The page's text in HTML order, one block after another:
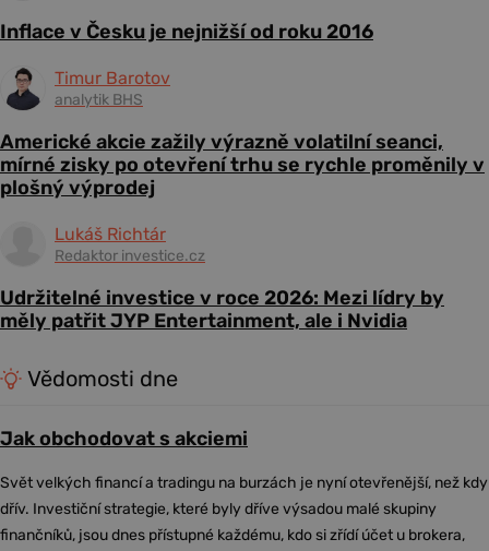
Inflace v Česku je nejnižší od roku 2016
Timur Barotov
analytik BHS
Americké akcie zažily výrazně volatilní seanci,
mírné zisky po otevření trhu se rychle proměnily v
plošný výprodej
Lukáš Richtár
Redaktor investice.cz
Udržitelné investice v roce 2026: Mezi lídry by
měly patřit JYP Entertainment, ale i Nvidia
Vědomosti dne
Jak obchodovat s akciemi
Svět velkých financí a tradingu na burzách je nyní otevřenější, než kdy
dřív. Investiční strategie, které byly dříve výsadou malé skupiny
finančníků, jsou dnes přístupné každému, kdo si zřídí účet u brokera,